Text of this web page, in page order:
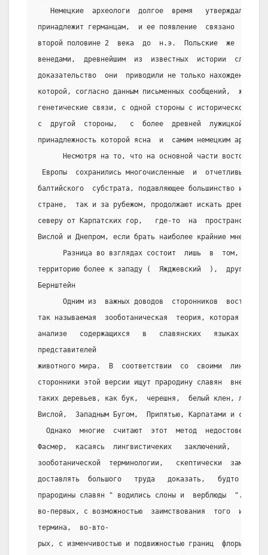
Немецкие  археологи  долгое  время   утверждали,
принадлежит германцам,  и ее появление  связано  с
второй половине 2  века  до  н.э.  Польские  же
венедами,  древнейшим  из  известных  истории
доказательство  они  приводили не только нахождение
которой, согласно данным письменных сообщений,  жили
генетические связи, с одной стороны с исторической
с  другой  стороны,   с  более  древней  лужицкой
принадлежность которой ясна  и  самим немецким
Несмотря на то, что на основной части восточной
Европы  сохранились многочисленные  и  отчетливые
балтийского  субстрата, подавляющее большинство
стране,  так и за рубежом, продолжают искать
северу от Карпатских гор,   где-то  на  пространстве
Вислой и Днепром, если брать наиболее крайние мнения.
Разница во взглядах состоит  лишь  в  том,  что
территорию более к западу (  Яжджевский  ),  другие
Бернштейн
Одним из  важных доводов  сторонников  восточной
так называемая  зооботаническая  теория, которая
анализе   содержащихся   в   славянских   языках
представителей
животного мира.  В  соответствии  со  своими
сторонники этой версии ищут прародину славян  вне
таких деревьев, как бук,  черешня,  белый клен,
Вислой,  Западным Бугом,  Припятью, Карпатами и
Однако  многие  считают  этот  метод  недостоверным.
Фасмер,  касаясь  лингвистичеких   заключений,
зооботанической  терминологии,   скептически
доставлять  большого   труда   доказать,   будто   на
прародины славян " водились слоны и  верблюды  ".
во-первых, с возможностью  заимствования  того  или
термина,  во-вто-
рых, с изменчивостью и подвижностью границ  флоры  и